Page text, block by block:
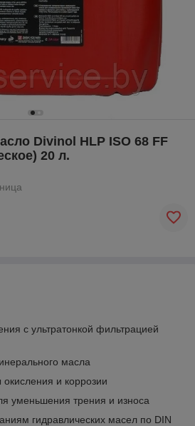
Divinol HLP ISO 68 FF
20 л.
с ультратонкой фильтрацией
масла
и коррозии
уменьшения трения и износа
гидравлических масел по DIN